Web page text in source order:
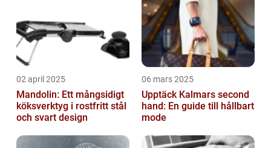
02 april 2025
Mandolin: Ett mångsidigt
köksverktyg i rostfritt stål
och svart design
06 mars 2025
Upptäck Kalmars second
hand: En guide till hållbart
mode